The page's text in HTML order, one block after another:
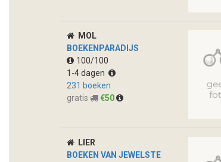
MOL
BOEKENPARADIJS
100/100
1-4 dagen
231 boeken
gratis
€50
LIER
BOEKEN VAN JEWELSTE